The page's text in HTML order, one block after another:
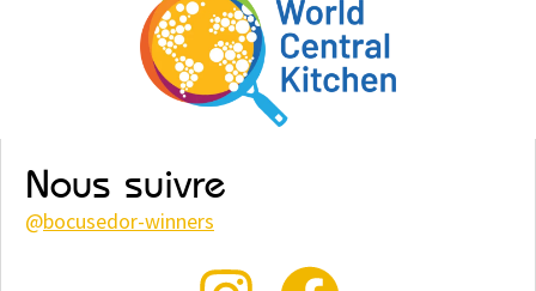
Nous suivre
@bocusedor-winners